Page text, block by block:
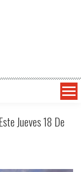
Jueves 18 De